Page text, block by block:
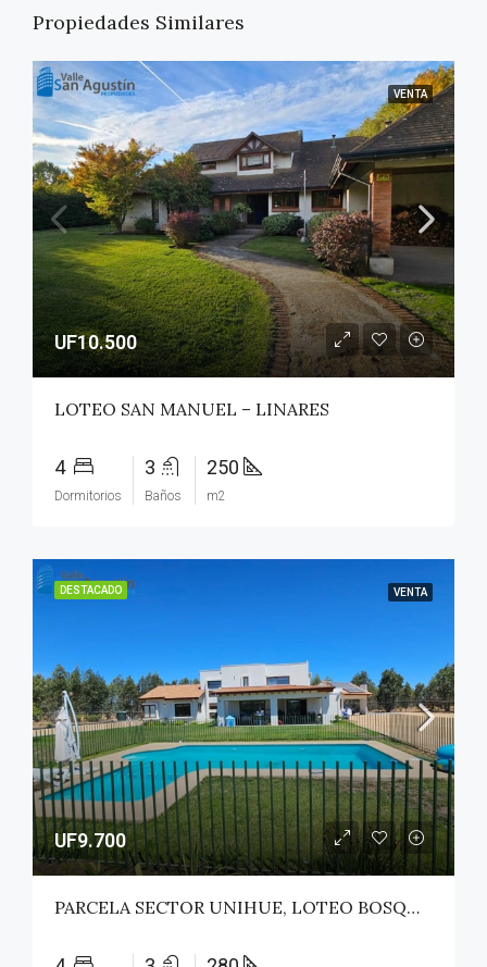
Propiedades Similares
VENTA
UF10.500
LOTEO SAN MANUEL – LINARES
4
Dormitorios
3
Baños
250
m2
DESTACADO VENTA
UF9.700
PARCELA SECTOR UNIHUE, LOTEO BOSQUES DEL VALLE – MAULE